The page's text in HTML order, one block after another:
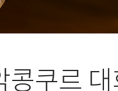
쿠르